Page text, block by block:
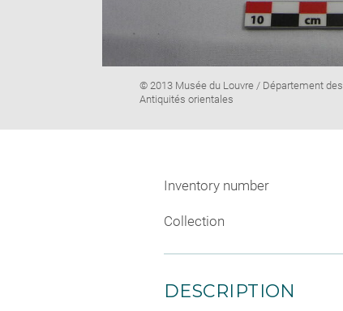
Image
caption:
© 2013 Musée du Louvre / Département des
Antiquités orientales
Inventory number
Collection
DESCRIPTION